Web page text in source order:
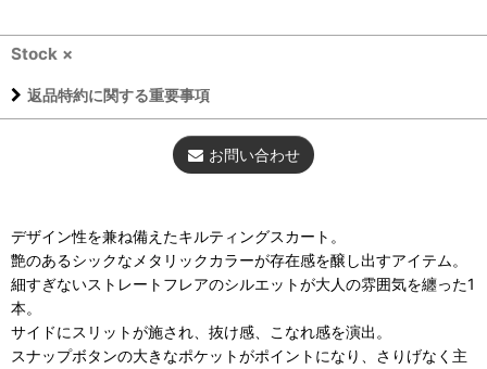
Stock ×
返品特約に関する重要事項
お問い合わせ
デザイン性を兼ね備えたキルティングスカート。
艶のあるシックなメタリックカラーが存在感を醸し出すアイテム。
細すぎないストレートフレアのシルエットが大人の雰囲気を纏った1
本。
サイドにスリットが施され、抜け感、こなれ感を演出。
スナップボタンの大きなポケットがポイントになり、さりげなく主